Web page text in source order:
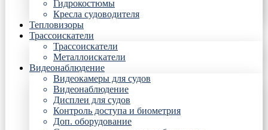
Гидрокостюмы
Кресла судоводителя
Тепловизоры
Трассоискатели
Трассоискатели
Металлоискатели
Видеонаблюдение
Видеокамеры для судов
Видеонаблюдение
Дисплеи для судов
Контроль доступа и биометрия
Доп. оборудование